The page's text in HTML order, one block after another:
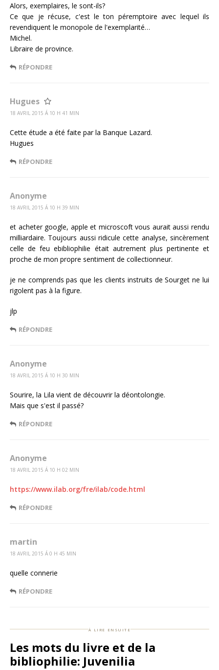
Alors, exemplaires, le sont-ils?
Ce que je récuse, c'est le ton péremptoire avec lequel ils
revendiquent le monopole de l'exemplarité…
Michel.
Libraire de province.
RÉPONDRE
Hugues
18 AVRIL 2015 Á 10 H 41 MIN
Cette étude a été faite par la Banque Lazard.
Hugues
RÉPONDRE
Anonyme
18 AVRIL 2015 Á 10 H 39 MIN
et acheter google, apple et microscoft vous aurait aussi rendu
milliardaire. Toujours aussi ridicule cette analyse, sincèrement
celle de feu ebibliophilie était autrement plus pertinente et
proche de mon propre sentiment de collectionneur.
je ne comprends pas que les clients instruits de Sourget ne lui
rigolent pas à la figure.
jlp
RÉPONDRE
Anonyme
18 AVRIL 2015 Á 10 H 30 MIN
Sourire, la Lila vient de découvrir la déontolongie.
Mais que s'est il passé?
RÉPONDRE
Anonyme
18 AVRIL 2015 Á 10 H 02 MIN
https://www.ilab.org/fre/ilab/code.html
RÉPONDRE
martin
18 AVRIL 2015 Á 0 H 45 MIN
quelle connerie
RÉPONDRE
à lire ensuite
Les mots du livre et de la
bibliophilie: Juvenilia